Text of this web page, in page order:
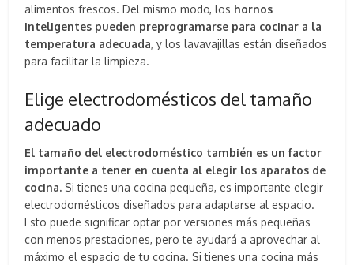
alimentos frescos. Del mismo modo, los hornos
inteligentes pueden preprogramarse para cocinar a la
temperatura adecuada, y los lavavajillas están diseñados
para facilitar la limpieza.
Elige electrodomésticos del tamaño
adecuado
El tamaño del electrodoméstico también es un factor
importante a tener en cuenta al elegir los aparatos de
cocina. Si tienes una cocina pequeña, es importante elegir
electrodomésticos diseñados para adaptarse al espacio.
Esto puede significar optar por versiones más pequeñas
con menos prestaciones, pero te ayudará a aprovechar al
máximo el espacio de tu cocina. Si tienes una cocina más